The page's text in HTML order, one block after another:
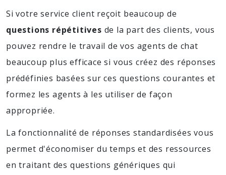
Si votre service client reçoit beaucoup de
questions répétitives de la part des clients, vous
pouvez rendre le travail de vos agents de chat
beaucoup plus efficace si vous créez des réponses
prédéfinies basées sur ces questions courantes et
formez les agents à les utiliser de façon
appropriée.
La fonctionnalité de réponses standardisées vous
permet d'économiser du temps et des ressources
en traitant des questions génériques qui